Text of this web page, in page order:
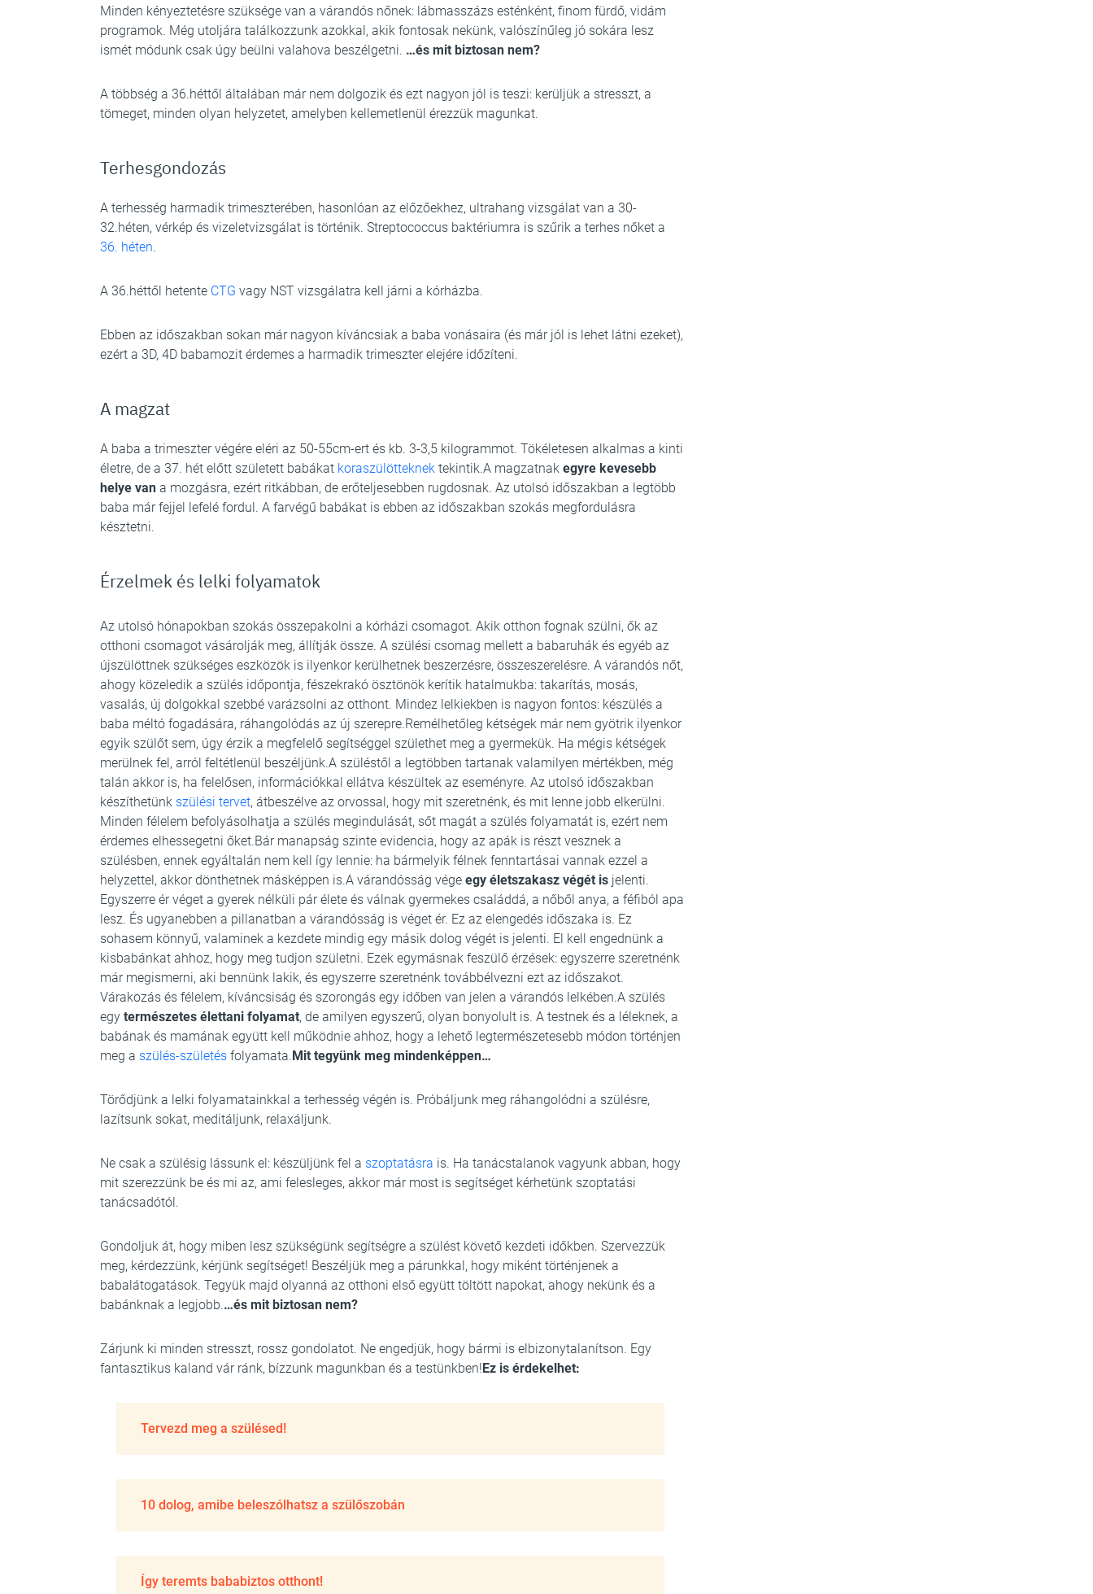
Minden kényeztetésre szüksége van a várandós nőnek: lábmasszázs esténként, finom fürdő, vidám
programok. Még utoljára találkozzunk azokkal, akik fontosak nekünk, valószínűleg jó sokára lesz
ismét módunk csak úgy beülni valahova beszélgetni. …és mit biztosan nem?
A többség a 36.héttől általában már nem dolgozik és ezt nagyon jól is teszi: kerüljük a stresszt, a
tömeget, minden olyan helyzetet, amelyben kellemetlenül érezzük magunkat.
Terhesgondozás
A terhesség harmadik trimeszterében, hasonlóan az előzőekhez, ultrahang vizsgálat van a 30-
32.héten, vérkép és vizeletvizsgálat is történik. Streptococcus baktériumra is szűrik a terhes nőket a
36. héten.
A 36.héttől hetente CTG vagy NST vizsgálatra kell járni a kórházba.
Ebben az időszakban sokan már nagyon kíváncsiak a baba vonásaira (és már jól is lehet látni ezeket),
ezért a 3D, 4D babamozit érdemes a harmadik trimeszter elejére időzíteni.
A magzat
A baba a trimeszter végére eléri az 50-55cm-ert és kb. 3-3,5 kilogrammot. Tökéletesen alkalmas a kinti
életre, de a 37. hét előtt született babákat koraszülötteknek tekintik.A magzatnak egyre kevesebb
helye van a mozgásra, ezért ritkábban, de erőteljesebben rugdosnak. Az utolsó időszakban a legtöbb
baba már fejjel lefelé fordul. A farvégű babákat is ebben az időszakban szokás megfordulásra
késztetni.
Érzelmek és lelki folyamatok
Az utolsó hónapokban szokás összepakolni a kórházi csomagot. Akik otthon fognak szülni, ők az
otthoni csomagot vásárolják meg, állítják össze. A szülési csomag mellett a babaruhák és egyéb az
újszülöttnek szükséges eszközök is ilyenkor kerülhetnek beszerzésre, összeszerelésre. A várandós nőt,
ahogy közeledik a szülés időpontja, fészekrakó ösztönök kerítik hatalmukba: takarítás, mosás,
vasalás, új dolgokkal szebbé varázsolni az otthont. Mindez lelkiekben is nagyon fontos: készülés a
baba méltó fogadására, ráhangolódás az új szerepre.Remélhetőleg kétségek már nem gyötrik ilyenkor
egyik szülőt sem, úgy érzik a megfelelő segítséggel születhet meg a gyermekük. Ha mégis kétségek
merülnek fel, arról feltétlenül beszéljünk.A szüléstől a legtöbben tartanak valamilyen mértékben, még
talán akkor is, ha felelősen, információkkal ellátva készültek az eseményre. Az utolsó időszakban
készíthetünk szülési tervet, átbeszélve az orvossal, hogy mit szeretnénk, és mit lenne jobb elkerülni.
Minden félelem befolyásolhatja a szülés megindulását, sőt magát a szülés folyamatát is, ezért nem
érdemes elhessegetni őket.Bár manapság szinte evidencia, hogy az apák is részt vesznek a
szülésben, ennek egyáltalán nem kell így lennie: ha bármelyik félnek fenntartásai vannak ezzel a
helyzettel, akkor dönthetnek másképpen is.A várandósság vége egy életszakasz végét is jelenti.
Egyszerre ér véget a gyerek nélküli pár élete és válnak gyermekes családdá, a nőből anya, a féfiból apa
lesz. És ugyanebben a pillanatban a várandósság is véget ér. Ez az elengedés időszaka is. Ez
sohasem könnyű, valaminek a kezdete mindig egy másik dolog végét is jelenti. El kell engednünk a
kisbabánkat ahhoz, hogy meg tudjon születni. Ezek egymásnak feszülő érzések: egyszerre szeretnénk
már megismerni, aki bennünk lakik, és egyszerre szeretnénk továbbélvezni ezt az időszakot.
Várakozás és félelem, kíváncsiság és szorongás egy időben van jelen a várandós lelkében.A szülés
egy természetes élettani folyamat, de amilyen egyszerű, olyan bonyolult is. A testnek és a léleknek, a
babának és mamának együtt kell működnie ahhoz, hogy a lehető legtermészetesebb módon történjen
meg a szülés-születés folyamata.Mit tegyünk meg mindenképpen…
Törődjünk a lelki folyamatainkkal a terhesség végén is. Próbáljunk meg ráhangolódni a szülésre,
lazítsunk sokat, meditáljunk, relaxáljunk.
Ne csak a szülésig lássunk el: készüljünk fel a szoptatásra is. Ha tanácstalanok vagyunk abban, hogy
mit szerezzünk be és mi az, ami felesleges, akkor már most is segítséget kérhetünk szoptatási
tanácsadótól.
Gondoljuk át, hogy miben lesz szükségünk segítségre a szülést követő kezdeti időkben. Szervezzük
meg, kérdezzünk, kérjünk segítséget! Beszéljük meg a párunkkal, hogy miként történjenek a
babalátogatások. Tegyük majd olyanná az otthoni első együtt töltött napokat, ahogy nekünk és a
babánknak a legjobb.…és mit biztosan nem?
Zárjunk ki minden stresszt, rossz gondolatot. Ne engedjük, hogy bármi is elbizonytalanítson. Egy
fantasztikus kaland vár ránk, bízzunk magunkban és a testünkben!Ez is érdekelhet:
Tervezd meg a szülésed!
10 dolog, amibe beleszólhatsz a szülőszobán
Így teremts bababiztos otthont!